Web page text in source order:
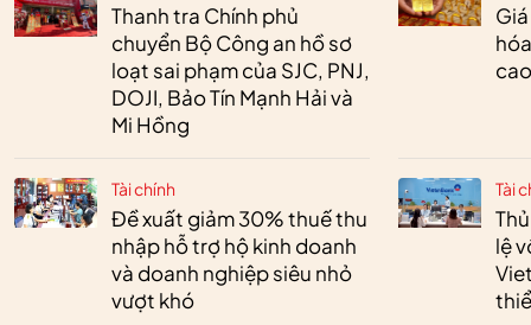
Thanh tra Chính phủ
chuyển Bộ Công an hồ sơ
loạt sai phạm của SJC, PNJ,
DOJI, Bảo Tín Mạnh Hải và
Mi Hồng
Tài chính
Đề xuất giảm 30% thuế thu
nhập hỗ trợ hộ kinh doanh
và doanh nghiệp siêu nhỏ
vượt khó
Tài
lệ